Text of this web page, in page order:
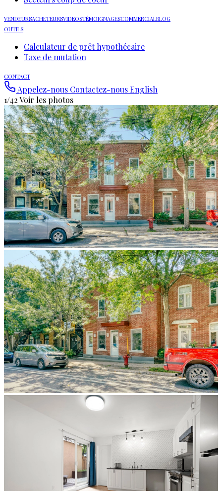
VENDEURSACHETEURSVIDEOSTÉMOIGNAGESCOMMERCIALBLOG
OUTILS
Calculateur de prêt hypothécaire
Taxe de mutation
CONTACT
Appelez-nous Contactez-nousEnglish
1/42Voir les photos